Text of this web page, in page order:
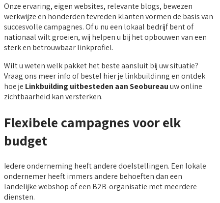
Onze ervaring, eigen websites, relevante blogs, bewezen
werkwijze en honderden tevreden klanten vormen de basis van
succesvolle campagnes. Of u nu een lokaal bedrijf bent of
nationaal wilt groeien, wij helpen u bij het opbouwen van een
sterk en betrouwbaar linkprofiel.
Wilt u weten welk pakket het beste aansluit bij uw situatie?
Vraag ons meer info of bestel hier je linkbuildinng en ontdek
hoe je Linkbuilding uitbesteden aan Seobureauuw online
zichtbaarheid kan versterken.
Flexibele campagnes voor elk
budget
Iedere onderneming heeft andere doelstellingen. Een lokale
ondernemer heeft immers andere behoeften dan een
landelijke webshop of een B2B-organisatie met meerdere
diensten.